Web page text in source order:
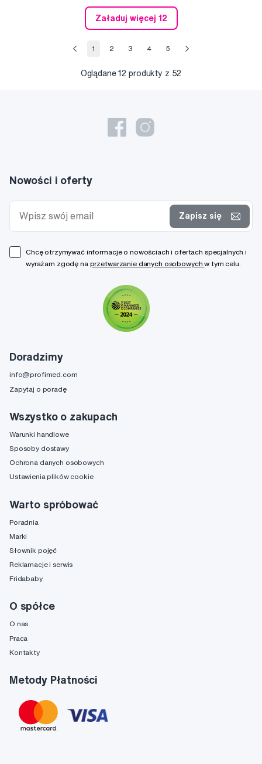
Załaduj więcej 12
1 2 3 4 5
Oglądane12 produkty z 52
Doradzimy
info@profimed.com
Zapytaj o poradę
Wszystko o zakupach
Warunki handlowe
Sposoby dostawy
Ochrona danych osobowych
Ustawienia plików cookie
Warto spróbować
Poradnia
Marki
Słownik pojęć
Reklamacje i serwis
Fridababy
O spółce
O nas
Praca
Kontakty
Metody Płatności
Nowości i oferty
Zapisz się
Chcę otrzymywać informacje o nowościach i ofertach specjalnych i
wyrażam zgodę na przetwarzanie danych osobowychw tym celu.